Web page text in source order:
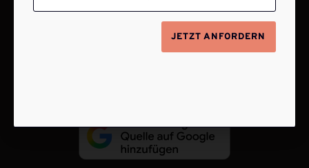
VERTRAG WIDERRUFEN
ABO ONLINE KÜNDIGEN
JETZT ANFORDERN